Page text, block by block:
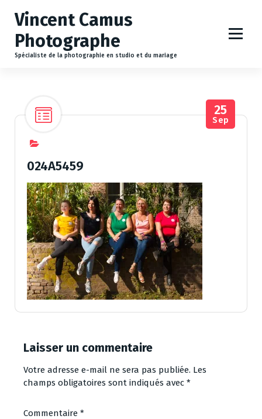
Vincent Camus
Photographe
Spécialiste de la photographie en studio et du mariage
25
Sep
024A5459
Laisser un commentaire
Votre adresse e-mail ne sera pas publiée. Les
champs obligatoires sont indiqués avec *
Commentaire *